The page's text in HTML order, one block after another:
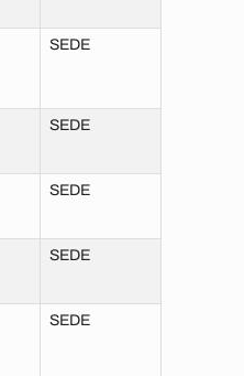
SEDE
SEDE
SEDE
SEDE
SEDE